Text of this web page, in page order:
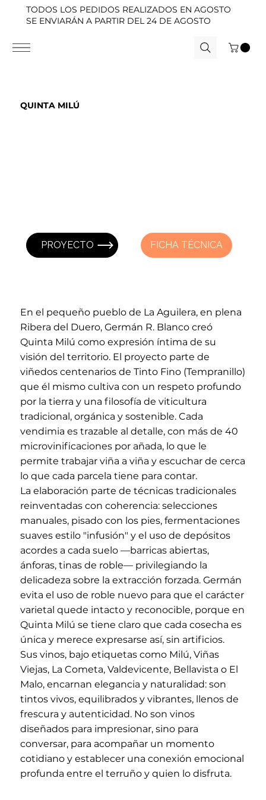
TODOS LOS PEDIDOS REALIZADOS EN AGOSTO
SE ENVIARÁN A PARTIR DEL 24 DE AGOSTO
QUINTA MILÚ
PROYECTO FICHA TÉCNICA
En el pequeño pueblo de La Aguilera, en plena
Ribera del Duero, Germán R. Blanco creó
Quinta Milú como expresión íntima de su
visión del territorio. El proyecto parte de
viñedos centenarios de Tinto Fino (Tempranillo)
que él mismo cultiva con un respeto profundo
por la tierra y una filosofía de viticultura
tradicional, orgánica y sostenible. Cada
vendimia es trazable al detalle, con más de 40
microvinificaciones por añada, lo que le
permite trabajar viña a viña y escuchar de cerca
lo que cada parcela tiene para contar.
La elaboración parte de técnicas tradicionales
reinventadas con coherencia: selecciones
manuales, pisado con los pies, fermentaciones
suaves estilo "infusión" y el uso de depósitos
acordes a cada suelo —barricas abiertas,
ánforas, tinas de roble— privilegiando la
delicadeza sobre la extracción forzada. Germán
evita el uso de roble nuevo para que el carácter
varietal quede intacto y reconocible, porque en
Quinta Milú se tiene claro que cada cosecha es
única y merece expresarse así, sin artificios.
Sus vinos, bajo etiquetas como Milú, Viñas
Viejas, La Cometa, Valdevicente, Bellavista o El
Malo, encarnan elegancia y naturalidad: son
tintos vivos, equilibrados y vibrantes, llenos de
frescura y autenticidad. No son vinos
diseñados para impresionar, sino para
conversar, para acompañar un momento
cotidiano y establecer una conexión emocional
profunda entre el terruño y quien lo disfruta.